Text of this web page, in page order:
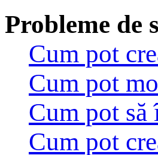
Probleme de
Cum pot
Cum pot
Cum pot să
Cum pot